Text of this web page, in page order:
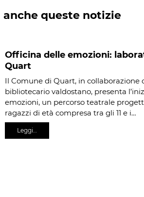
queste notizie
Officina delle emozioni:
Quart
Il Comune di Quart, in collaborazione
bibliotecario valdostano, presenta
emozioni, un percorso teatrale
ragazzi di età compresa tra gli 11 e i…
Leggi…